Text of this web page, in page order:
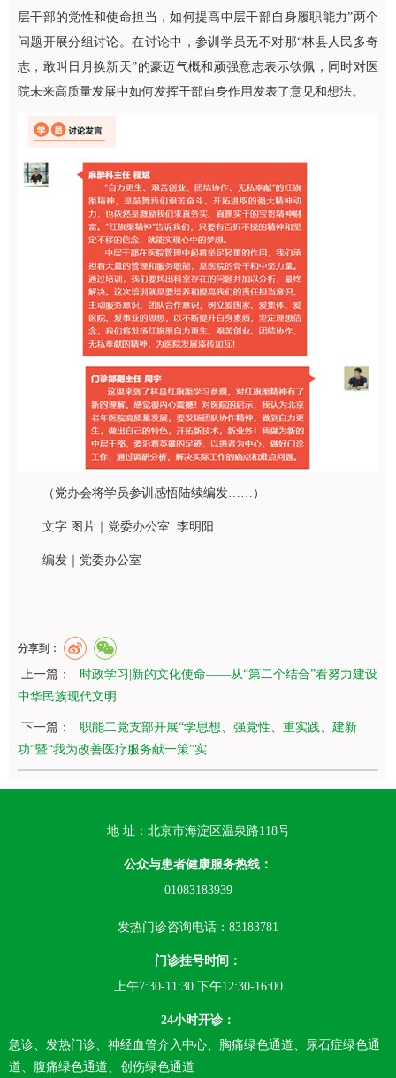
层干部的党性和使命担当，如何提高中层干部自身履职能力”两个
问题开展分组讨论。在讨论中，参训学员无不对那“林县人民多奇
志，敢叫日月换新天”的豪迈气概和顽强意志表示钦佩，同时对医
院未来高质量发展中如何发挥干部自身作用发表了意见和想法。
（党办会将学员参训感悟陆续编发……）
文字 图片｜党委办公室 李明阳
编发｜党委办公室
分享到：
上一篇：
时政学习|新的文化使命——从“第二个结合”看努力建设
中华民族现代文明
下一篇：
职能二党支部开展“学思想、强党性、重实践、建新
功”暨“我为改善医疗服务献一策”实…
地 址：北京市海淀区温泉路118号
公众与患者健康服务热线：
01083183939
发热门诊咨询电话：83183781
门诊挂号时间：
上午7:30-11:30 下午12:30-16:00
24小时开诊：
急诊、发热门诊、神经血管介入中心、胸痛绿色通道、尿石症绿色通
道、腹痛绿色通道、创伤绿色通道